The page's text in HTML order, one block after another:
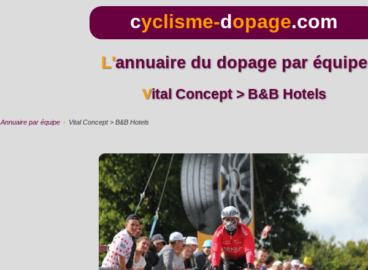
cyclisme-dopage.com
L'annuaire du dopage par équipe
Vital Concept > B&B Hotels
Annuaire par équipe › Vital Concept > B&B Hotels